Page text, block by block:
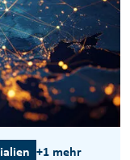
+1 mehr